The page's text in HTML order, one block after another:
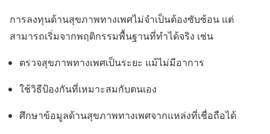
การลงทุนด้านสุขภาพทางเพศไม่จำเป็นต้องซับซ้อน แต่
สามารถเริ่มจากพฤติกรรมพื้นฐานที่ทำได้จริง เช่น
ตรวจสุขภาพทางเพศเป็นระยะ แม้ไม่มีอาการ
ใช้วิธีป้องกันที่เหมาะสมกับตนเอง
ศึกษาข้อมูลด้านสุขภาพทางเพศจากแหล่งที่เชื่อถือได้